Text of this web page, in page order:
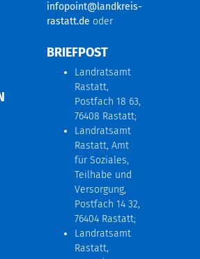
infopoint@landkreis-
rastatt.de oder
BRIEFPOST
Landratsamt
Rastatt,
Postfach 18 63,
76408 Rastatt;
Landratsamt
Rastatt, Amt
für Soziales,
Teilhabe und
Versorgung,
Postfach 14 32,
76404 Rastatt;
Landratsamt
Rastatt,